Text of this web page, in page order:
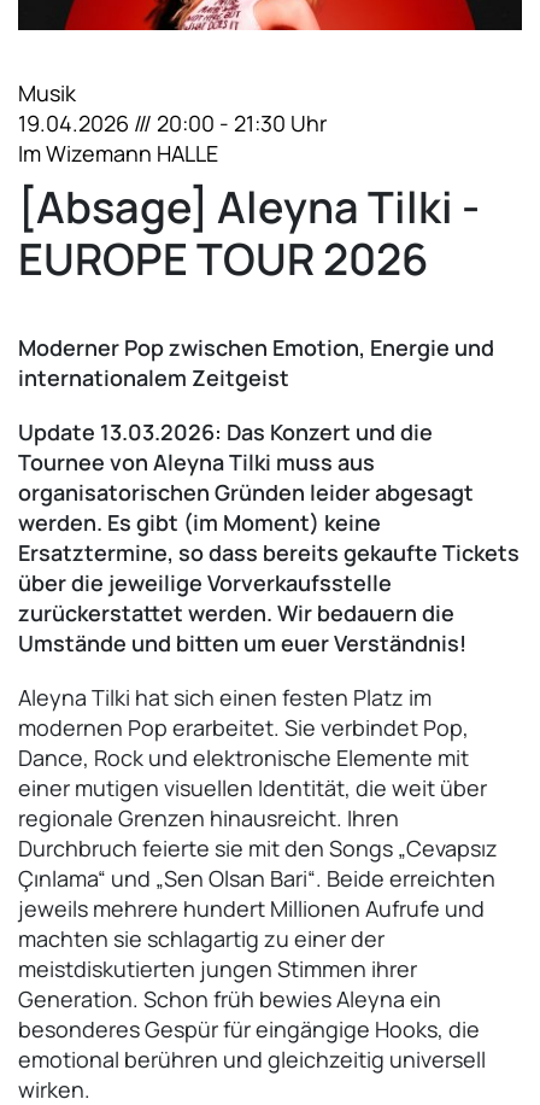
Musik
19.04.2026 /// 20:00 - 21:30 Uhr
Im Wizemann HALLE
[Absage] Aleyna Tilki -
EUROPE TOUR 2026
Moderner Pop zwischen Emotion, Energie und
internationalem Zeitgeist
Update 13.03.2026: Das Konzert und die
Tournee von Aleyna Tilki muss aus
organisatorischen Gründen leider abgesagt
werden. Es gibt (im Moment) keine
Ersatztermine, so dass bereits gekaufte Tickets
über die jeweilige Vorverkaufsstelle
zurückerstattet werden. Wir bedauern die
Umstände und bitten um euer Verständnis!
Aleyna Tilki hat sich einen festen Platz im
modernen Pop erarbeitet. Sie verbindet Pop,
Dance, Rock und elektronische Elemente mit
einer mutigen visuellen Identität, die weit über
regionale Grenzen hinausreicht. Ihren
Durchbruch feierte sie mit den Songs „Cevapsız
Çınlama“ und „Sen Olsan Bari“. Beide erreichten
jeweils mehrere hundert Millionen Aufrufe und
machten sie schlagartig zu einer der
meistdiskutierten jungen Stimmen ihrer
Generation. Schon früh bewies Aleyna ein
besonderes Gespür für eingängige Hooks, die
emotional berühren und gleichzeitig universell
wirken.